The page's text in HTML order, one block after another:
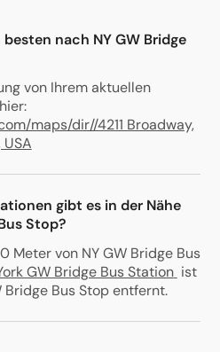
nach NY GW Bridge
von Ihrem aktuellen
maps/dir//4211 Broadway,
USA
gibt es in der Nähe
Stop?
Meter von NY GW Bridge Bus
GW Bridge Bus Station ist
Bridge Bus Stop entfernt.